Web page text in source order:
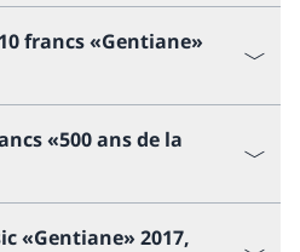
francs «Gentiane»
«500 ans de la
«Gentiane» 2017,